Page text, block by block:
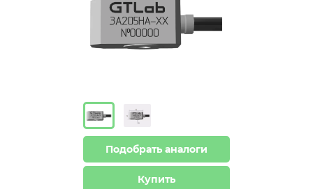
Подобрать аналоги
Купить